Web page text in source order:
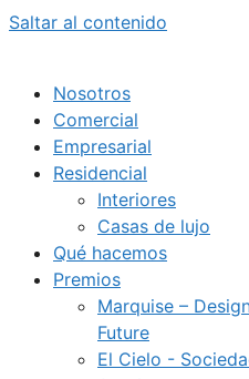
Saltar al contenido
Nosotros
Comercial
Empresarial
Residencial
Interiores
Casas de lujo
Qué hacemos
Premios
Marquise –
Future
El Cielo -